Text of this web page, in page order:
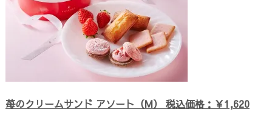
苺のクリームサンド アソート（M） 税込価格：￥1,620